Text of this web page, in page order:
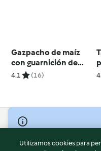
Gazpacho de maíz
con guarnición de
falso ceviche
4.1 (16)
© Copyright 2026
Términos de uso
Utilizamos cookies para